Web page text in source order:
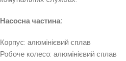
Насосна частина:
Корпус: алюмінієвий сплав
Робоче колесо: алюмінієвий сплав